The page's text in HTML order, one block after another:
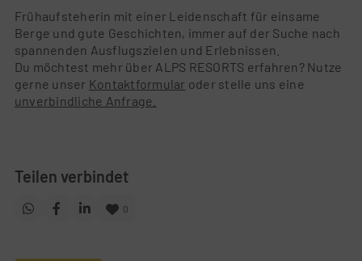
Frühaufsteherin mit einer Leidenschaft für einsame
Berge und gute Geschichten, immer auf der Suche nach
spannenden Ausflugszielen und Erlebnissen.
Du möchtest mehr über ALPS RESORTS erfahren? Nutze
gerne unser Kontaktformular oder stelle uns eine
unverbindliche Anfrage.
Teilen verbindet
0